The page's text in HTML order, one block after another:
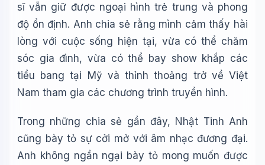
sĩ vẫn giữ được ngoại hình trẻ trung và phong
độ ổn định. Anh chia sẻ rằng mình cảm thấy hài
lòng với cuộc sống hiện tại, vừa có thể chăm
sóc gia đình, vừa có thể bay show khắp các
tiểu bang tại Mỹ và thỉnh thoảng trở về Việt
Nam tham gia các chương trình truyền hình.
Trong những chia sẻ gần đây, Nhật Tinh Anh
cũng bày tỏ sự cởi mở với âm nhạc đương đại.
Anh không ngần ngại bày tỏ mong muốn được